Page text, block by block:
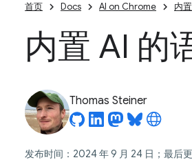
首页 Docs AI on Chrome 内
内置 AI 的
Thomas Steiner
发布时间：2024 年 9 月 24 日；最后